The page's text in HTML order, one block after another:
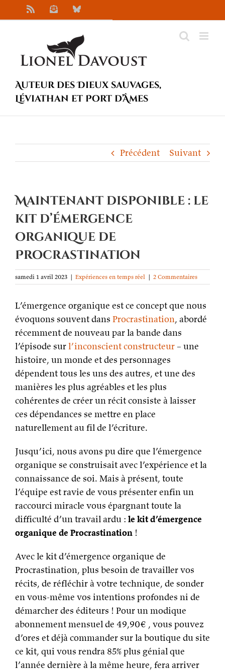
au
NewsletterBluesky
Auteur des Dieux sauvages,
Léviathan et Port d’Âmes
Précédent Suivant
Maintenant disponible : le
kit d’émergence
organique de
Procrastination
samedi 1 avril 2023 | Expériences en temps réel | 2 Commentaires
L’émergence organique est ce concept que nous
évoquons souvent dans Procrastination, abordé
récemment de nouveau par la bande dans
l’épisode surl’inconscient constructeur– une
histoire, un monde et des personnages
dépendent tous les uns des autres, et une des
manières les plus agréables et les plus
cohérentes de créer un récit consiste à laisser
ces dépendances se mettre en place
naturellement au fil de l’écriture.
Jusqu’ici, nous avons pu dire que l’émergence
organique se construisait avec l’expérience et la
connaissance de soi. Mais à présent, toute
l’équipe est ravie de vous présenter enfin un
raccourci miracle vous épargnant toute la
difficulté d’un travail ardu : le kit d’émergence
organique de Procrastination !
Avec le kit d’émergence organique de
Procrastination, plus besoin de travailler vos
récits, de réfléchir à votre technique, de sonder
en vous-même vos intentions profondes ni de
démarcher des éditeurs ! Pour un modique
abonnement mensuel de 49,90€ , vous pouvez
d’ores et déjà commander sur la boutique du site
ce kit, qui vous rendra 85% plus génial que
l’année dernière à la même heure, fera arriver